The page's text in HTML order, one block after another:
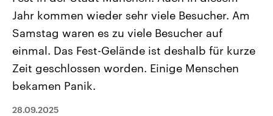
Jahr kommen wieder sehr viele Besucher. Am
Samstag waren es zu viele Besucher auf
einmal. Das Fest-Gelände ist deshalb für kurze
Zeit geschlossen worden. Einige Menschen
bekamen Panik.
28.09.2025